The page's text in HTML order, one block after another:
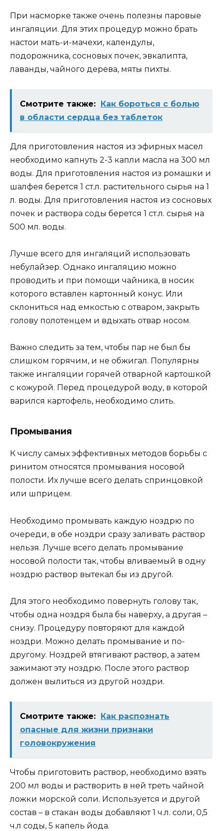
При насморке также очень полезны паровые
ингаляции. Для этих процедур можно брать
настои мать-и-мачехи, календулы,
подорожника, сосновых почек, эвкалипта,
лаванды, чайного дерева, мяты пихты.
Смотрите также: Как бороться с болью
в области сердца без таблеток
Для приготовления настоя из эфирных масел
необходимо капнуть 2-3 капли масла на 300 мл
воды. Для приготовления настоя из ромашки и
шалфея берется 1 ст.л. растительного сырья на 1
л. воды. Для приготовления настоя из сосновых
почек и раствора соды берется 1 ст.л. сырья на
500 мл. воды.
Лучше всего для ингаляций использовать
небулайзер. Однако ингаляцию можно
проводить и при помощи чайника, в носик
которого вставлен картонный конус. Или
склониться над емкостью с отваром, закрыть
голову полотенцем и вдыхать отвар носом.
Важно следить за тем, чтобы пар не был бы
слишком горячим, и не обжигал. Популярны
также ингаляции горячей отварной картошкой
с кожурой. Перед процедурой воду, в которой
варился картофель, необходимо слить.
Промывания
К числу самых эффективных методов борьбы с
ринитом относятся промывания носовой
полости. Их лучше всего делать спринцовкой
или шприцем.
Необходимо промывать каждую ноздрю по
очереди, в обе ноздри сразу заливать раствор
нельзя. Лучше всего делать промывание
носовой полости так, чтобы вливаемый в одну
ноздрю раствор вытекал бы из другой.
Для этого необходимо повернуть голову так,
чтобы одна ноздря была бы наверху, а другая –
снизу. Процедуру повторяют для каждой
ноздри. Можно делать промывание и по-
другому. Ноздрей втягивают раствор, а затем
зажимают эту ноздрю. После этого раствор
должен вылиться из другой ноздри.
Смотрите также: Как распознать
опасные для жизни признаки
головокружения
Чтобы приготовить раствор, необходимо взять
200 мл воды и растворить в ней треть чайной
ложки морской соли. Используется и другой
состав – в стакан воды добавляют 1 ч.л. соли, 0,5
ч.л соды, 5 капель йода.